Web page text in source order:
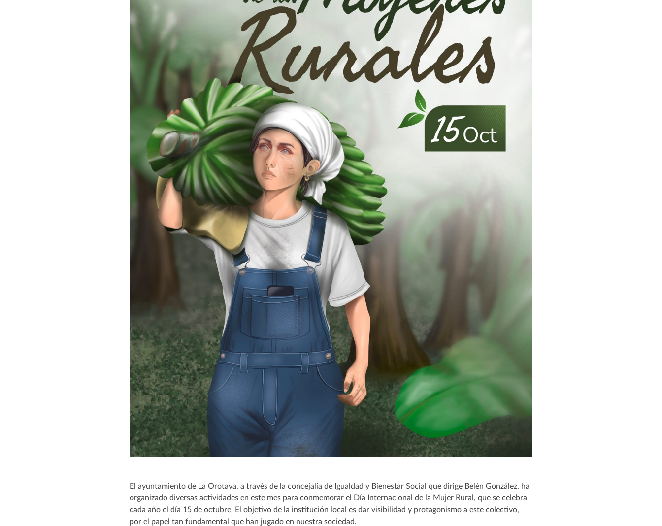
El ayuntamiento de La Orotava, a través de la concejalía de Igualdad y Bienestar Social que dirige Belén González, ha
organizado diversas actividades en este mes para conmemorar el Día Internacional de la Mujer Rural, que se celebra
cada año el día 15 de octubre. El objetivo de la institución local es dar visibilidad y protagonismo a este colectivo,
por el papel tan fundamental que han jugado en nuestra sociedad.